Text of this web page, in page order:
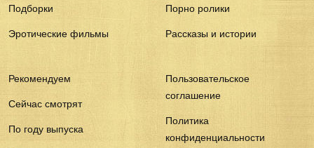
Подборки
Эротические фильмы
Порно ролики
Рассказы и истории
Рекомендуем
Сейчас смотрят
По году выпуска
Пользовательское
соглашение
Политика
конфиденциальности